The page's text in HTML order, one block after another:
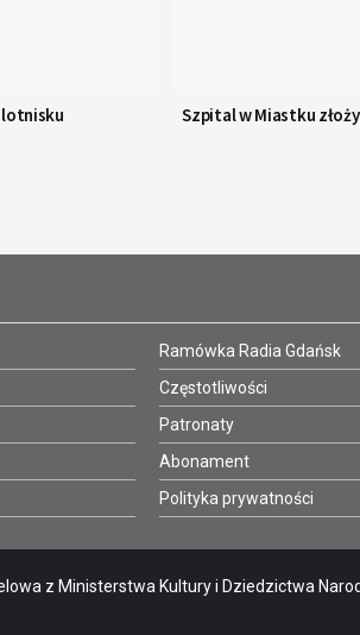
lotnisku Szpital w Miastku
Ramówka Radia Gdańsk
Częstotliwości
Patronaty
Abonament
Polityka prywatności
z Ministerstwa Kultury i Dziedzictwa